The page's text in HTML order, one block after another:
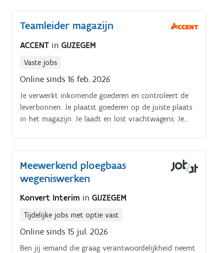
Teamleider magazijn
ACCENT in GIJZEGEM
Vaste jobs
Online sinds 16 feb. 2026
Je verwerkt inkomende goederen en controleert de
leverbonnen. Je plaatst goederen op de juiste plaats
in het magazijn. Je laadt en lost vrachtwagens. Je
systeem.
Meewerkend ploegbaas
wegeniswerken
Konvert Interim in GIJZEGEM
Tijdelijke jobs met optie vast
Online sinds 15 jul. 2026
Ben jij iemand die graag verantwoordelijkheid neemt